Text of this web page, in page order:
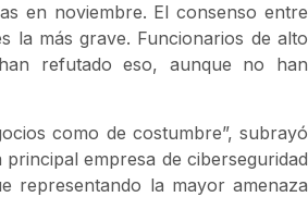
en noviembre. El consenso entre
la más grave. Funcionarios de alto
refutado eso, aunque no han
como de costumbre”, subrayó
empresa de ciberseguridad
representando la mayor amenaza